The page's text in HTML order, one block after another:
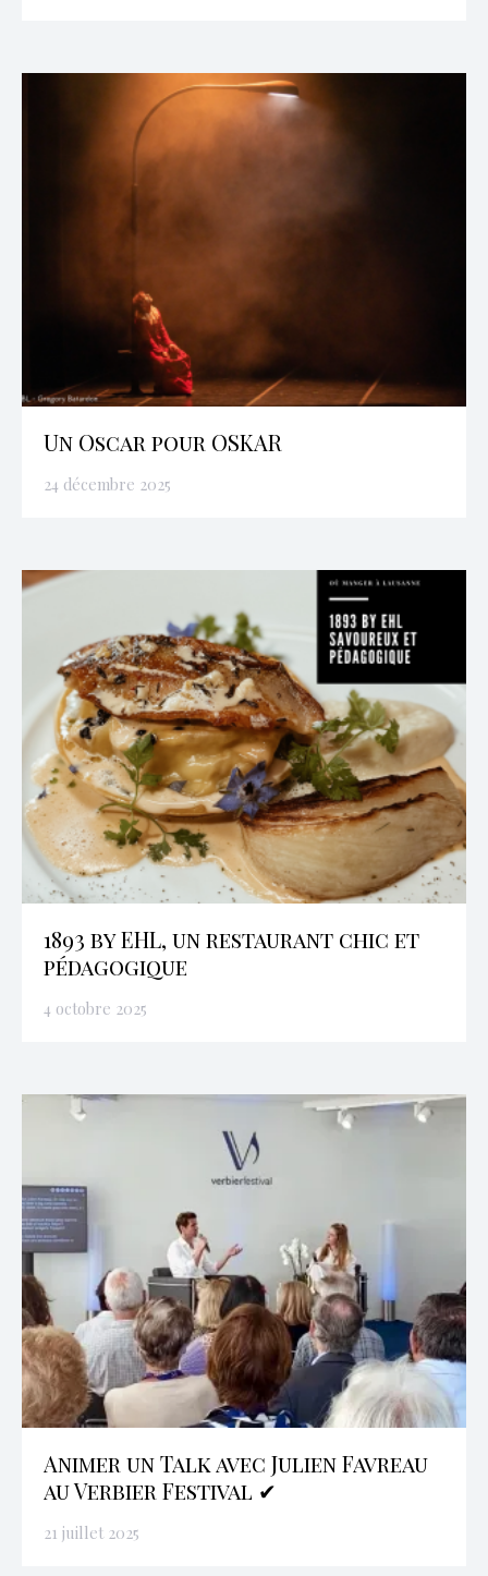
Un Oscar pour OSKAR
24 décembre 2025
1893 by EHL, un restaurant chic et
pédagogique
4 octobre 2025
Animer un Talk avec Julien Favreau
au Verbier Festival ✔
21 juillet 2025